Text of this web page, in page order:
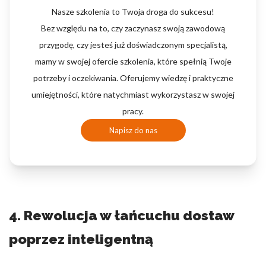
Nasze szkolenia to Twoja droga do sukcesu!
Bez względu na to, czy zaczynasz swoją zawodową
przygodę, czy jesteś już doświadczonym specjalistą,
mamy w swojej ofercie szkolenia, które spełnią Twoje
potrzeby i oczekiwania. Oferujemy wiedzę i praktyczne
umiejętności, które natychmiast wykorzystasz w swojej
pracy.
Napisz do nas
4. Rewolucja w łańcuchu dostaw
poprzez inteligentną